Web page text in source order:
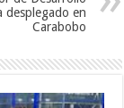
desplegado en
Carabobo